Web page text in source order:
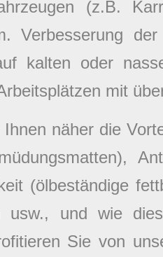
(z.B.
Verbesserung
kalten oder
mit
näher die
(ölbeständige
usw., und wie
Sie von